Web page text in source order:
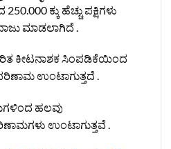
ಕ್ಕು ಹೆಚ್ಚು ಪಕ್ಷಿಗಳು
ಮಾಡಲಾಗಿದೆ .
ಕೀಟನಾಶಕ ಸಿಂಪಡಿಕೆಯಿಂದ
ಉಂಟಾಗುತ್ತದೆ .
ಹಲವು
ಉಂಟಾಗುತ್ತವೆ .